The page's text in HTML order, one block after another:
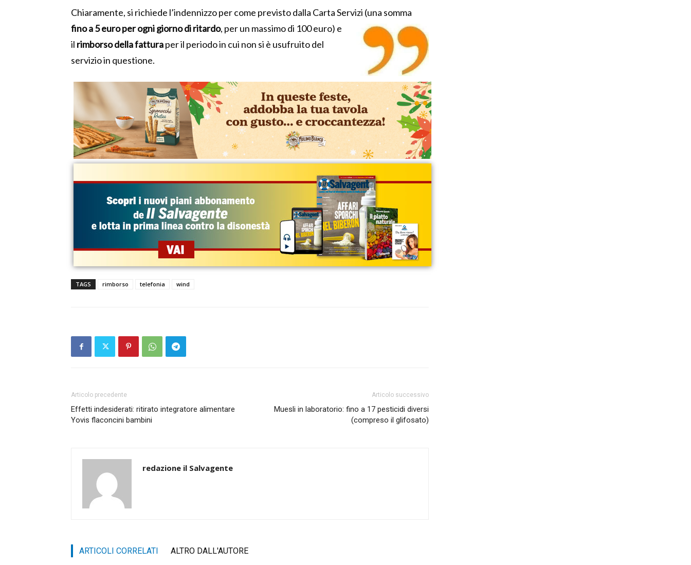
Chiaramente, si richiede l’indennizzo per come previsto dalla Carta Servizi (una somma
fino a 5 euro per ogni giorno di ritardo, per un massimo di 100 euro) e
il rimborso della fatturaper il periodo in cui non si è usufruito del
servizio in questione.
TAGS rimborso telefonia wind
Articolo precedente
Effetti indesiderati: ritirato integratore alimentare
Yovis flaconcini bambini
Articolo successivo
Muesli in laboratorio: fino a 17 pesticidi diversi
(compreso il glifosato)
redazione il Salvagente
ARTICOLI CORRELATI ALTRO DALL'AUTORE